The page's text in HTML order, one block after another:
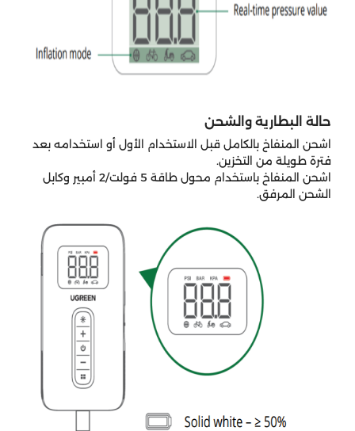
حالة البطارية والشحن
اشحن المنفاخ بالكامل قبل الاستخدام الأول أو استخدامه بعد
فترة طويلة من التخزين.
اشحن المنفاخ باستخدام محول طاقة 5 فولت/2 أمبير وكابل
الشحن المرفق.